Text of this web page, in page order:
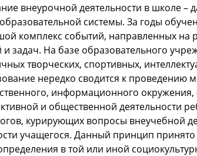
внеурочной деятельности в школе –
системы. За годы
комплекс событий, направленных на
и задач. На базе образовательного
творческих, спортивных,
нередко сводится к проведению
информационного
и общественной деятельности
курирующих вопросы внеучебной
учащегося. Данный принцип
в той или иной